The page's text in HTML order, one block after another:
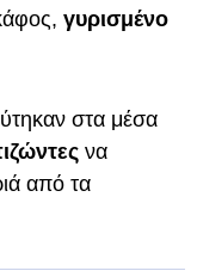
γυρισμένο
στα μέσα
να
από τα